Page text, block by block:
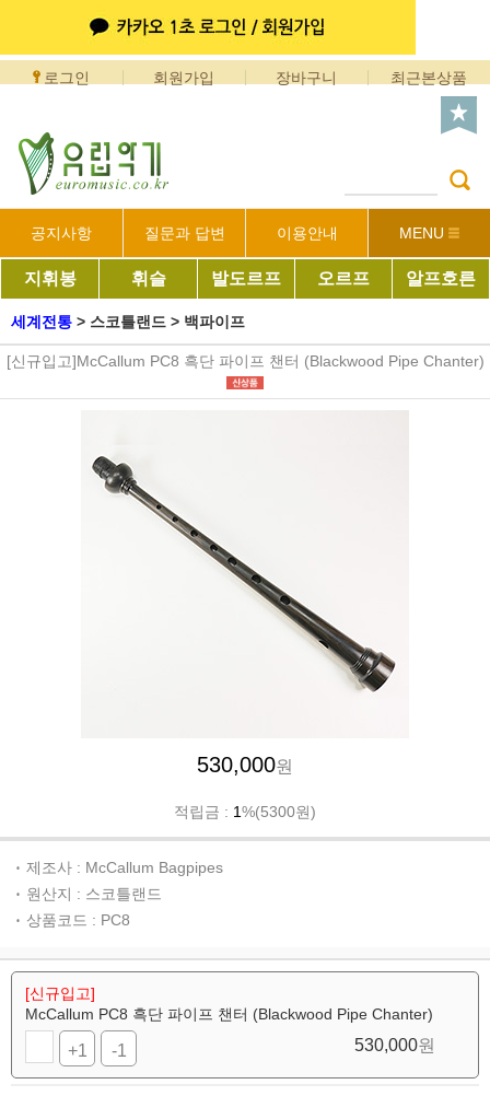
로그인 회원가입 장바구니 최근본상품
공지사항 질문과 답변 이용안내 MENU
지휘봉 휘슬 발도르프 오르프 알프호른
세계전통 > 스코틀랜드 > 백파이프
[신규입고]McCallum PC8 흑단 파이프 챈터 (Blackwood Pipe Chanter)
530,000원
적립금 : 1%(5300원)
제조사 : McCallum Bagpipes
원산지 : 스코틀랜드
상품코드 : PC8
[신규입고]
McCallum PC8 흑단 파이프 챈터 (Blackwood Pipe Chanter)
+1 -1 530,000원